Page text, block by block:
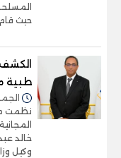
حيث
طبية
الجمعة 06/
نظمت
خالد
وكيل